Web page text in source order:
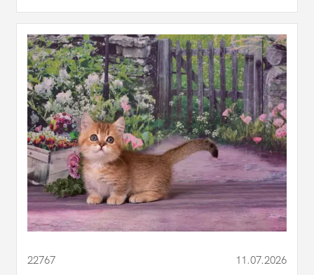
22767 11.07.2026